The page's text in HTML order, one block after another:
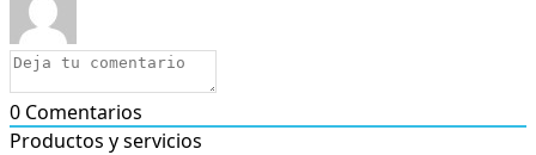
0 Comentarios
Productos y servicios